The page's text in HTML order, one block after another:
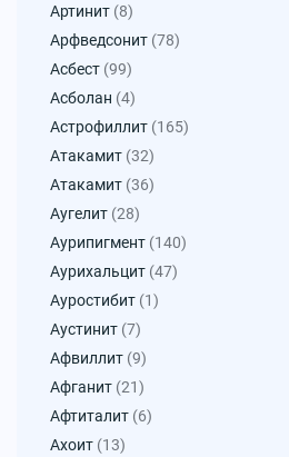
Артинит (8)
Арфведсонит (78)
Асбест (99)
Асболан (4)
Астрофиллит (165)
Атакамит (32)
Атакамит (36)
Аугелит (28)
Аурипигмент (140)
Аурихальцит (47)
Ауростибит (1)
Аустинит (7)
Афвиллит (9)
Афганит (21)
Афтиталит (6)
Ахоит (13)